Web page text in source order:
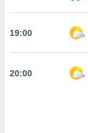
todos os
no
19:00
20:00